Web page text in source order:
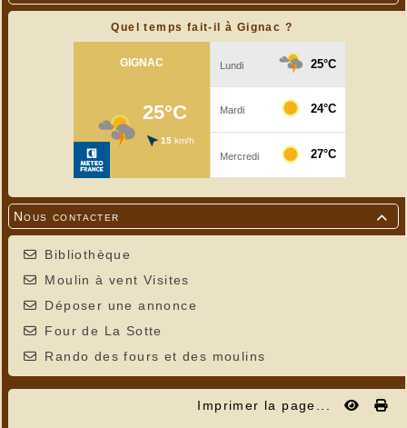
Quel temps fait-il à Gignac ?

Nous contacter
Bibliothèque
Moulin à vent Visites
Déposer une annonce
Four de La Sotte
Rando des fours et des moulins
Imprimer la page...